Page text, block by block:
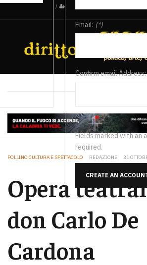
/
Email: (*)
Confirm email Address:
Fields marked with an
required.
CREATE AN
POLLINO CULTURA E SPETTACOLO REDAZIONE 31
Opera
don Carlo De
Cardona